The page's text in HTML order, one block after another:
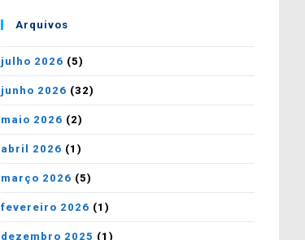
Arquivos
julho 2026 (5)
junho 2026 (32)
maio 2026 (2)
abril 2026 (1)
março 2026 (5)
fevereiro 2026 (1)
dezembro 2025 (1)